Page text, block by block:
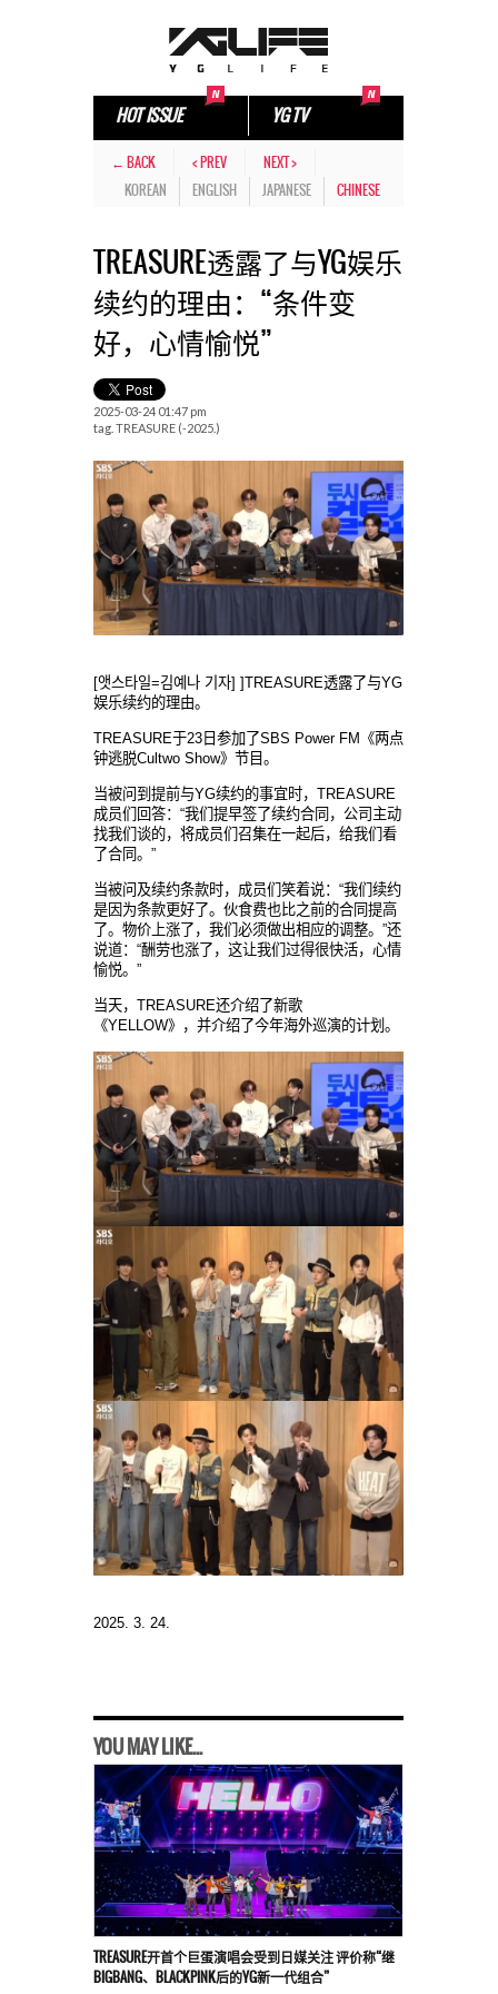
HOT ISSUE YG TV
← BACK < PREV
NEXT >
KOREAN
ENGLISH JAPANESE CHINESE
TREASURE透露了与YG娱乐
续约的理由：“条件变
好，心情愉悦”
2025-03-24 01:47 pm
tag. TREASURE (-2025.)
[앳스타일=김예나 기자] ]TREASURE透露了与YG
娱乐续约的理由。
TREASURE于23日参加了SBS Power FM《两点
钟逃脱Cultwo Show》节目。
当被问到提前与YG续约的事宜时，TREASURE
成员们回答：“我们提早签了续约合同，公司主动
找我们谈的，将成员们召集在一起后，给我们看
了合同。”
当被问及续约条款时，成员们笑着说：“我们续约
是因为条款更好了。伙食费也比之前的合同提高
了。物价上涨了，我们必须做出相应的调整。”还
说道：“酬劳也涨了，这让我们过得很快活，心情
愉悦。”
当天，TREASURE还介绍了新歌
《YELLOW》，并介绍了今年海外巡演的计划。
2025. 3. 24.
YOU MAY LIKE...
TREASURE开首个巨蛋演唱会受到日媒关注 评价称“继
BIGBANG、BLACKPINK后的YG新一代组合”